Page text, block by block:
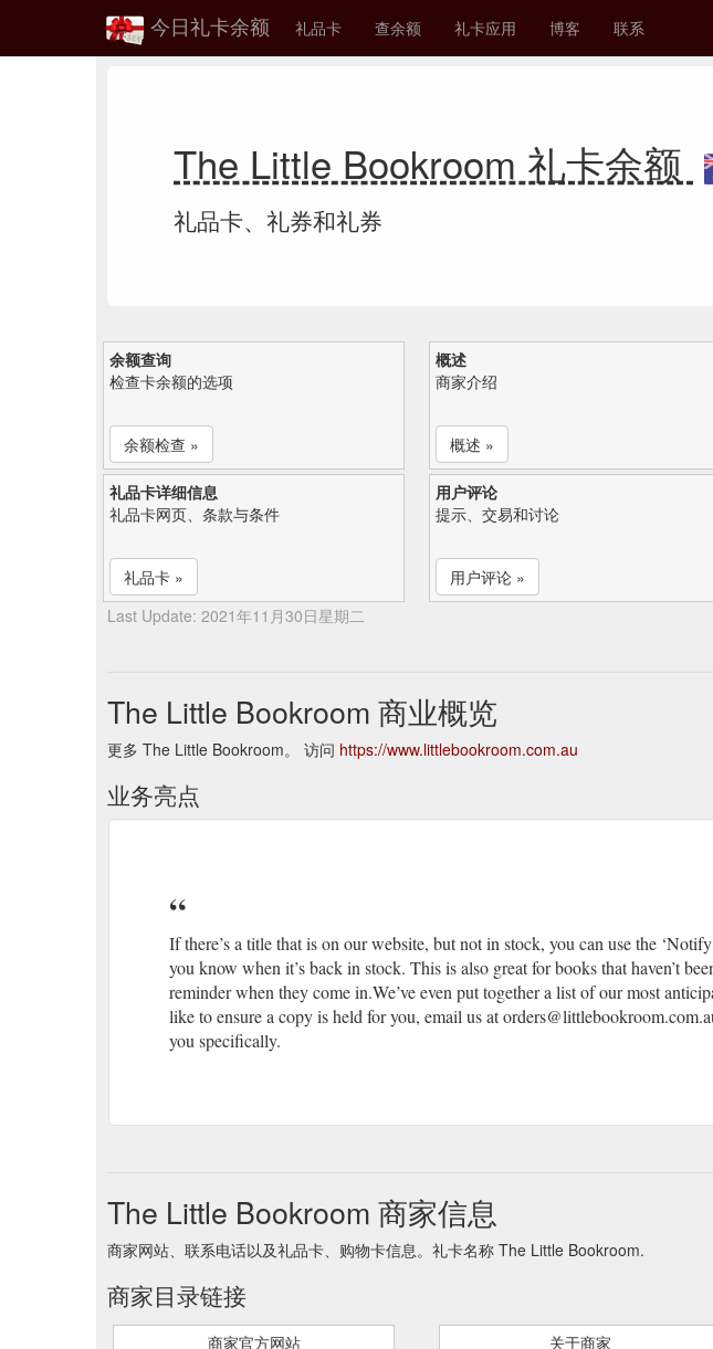
今日礼卡余额 礼品卡 查余额 礼卡应用 博客 联系
The Little Bookroom 礼卡余额
礼品卡、礼券和礼券
余额查询
检查卡余额的选项
余额检查 »
概述
商家介绍
概述 »
礼品卡详细信息
礼品卡网页、条款与条件
礼品卡 »
用户评论
提示、交易和讨论
用户评论 »
Last Update: 2021年11月30日星期二
The Little Bookroom 商业概览
更多 The Little Bookroom。 访问 https://www.littlebookroom.com.au
业务亮点
If there’s a title that is on our website, but not in stock, you can use the
you know when it’s back in stock. This is also great for books that haven’t
reminder when they come in.We’ve even put together a list of our most
like to ensure a copy is held for you, email us at
you specifically.
The Little Bookroom 商家信息
商家网站、联系电话以及礼品卡、购物卡信息。礼卡名称 The Little Bookroom.
商家目录链接
商家官方网站 关于商家